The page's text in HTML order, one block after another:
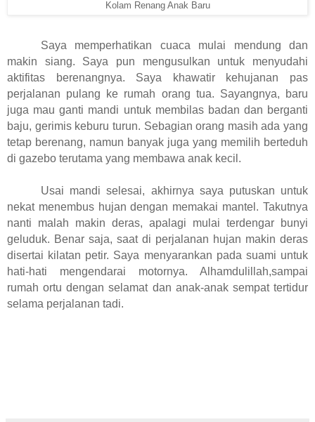
Kolam Renang Anak Baru
Saya memperhatikan cuaca mulai mendung dan
makin siang. Saya pun mengusulkan untuk menyudahi
aktifitas berenangnya. Saya khawatir kehujanan pas
perjalanan pulang ke rumah orang tua. Sayangnya, baru
juga mau ganti mandi untuk membilas badan dan berganti
baju, gerimis keburu turun. Sebagian orang masih ada yang
tetap berenang, namun banyak juga yang memilih berteduh
di gazebo terutama yang membawa anak kecil.
Usai mandi selesai, akhirnya saya putuskan untuk
nekat menembus hujan dengan memakai mantel. Takutnya
nanti malah makin deras, apalagi mulai terdengar bunyi
geluduk. Benar saja, saat di perjalanan hujan makin deras
disertai kilatan petir. Saya menyarankan pada suami untuk
hati-hati mengendarai motornya. Alhamdulillah,sampai
rumah ortu dengan selamat dan anak-anak sempat tertidur
selama perjalanan tadi.